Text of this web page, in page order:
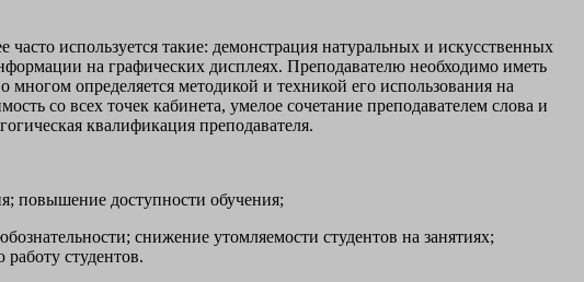
часто используется такие: демонстрация натуральных и искусственных
на графических дисплеях. Преподавателю необходимо иметь
определяется методикой и техникой его использования на
со всех точек кабинета, умелое сочетание преподавателем слова и
квалификация преподавателя.
повышение доступности обучения;
снижение утомляемости студентов на занятиях;
студентов.